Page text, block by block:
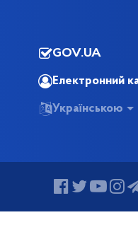
GOV.UA
Електронний
Українською